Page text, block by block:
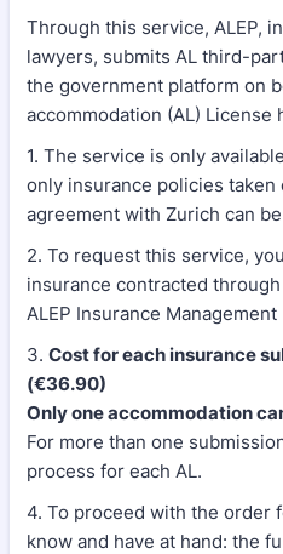
Through this service, ALEP,
lawyers, submits AL third-
the government platform on
accommodation (AL)
1. The service is only
only insurance policies taken
agreement with Zurich can
2. To request this service,
insurance contracted
ALEP Insurance
3. Cost for each insurance
(€36.90)
Only one accommodation
For more than one
process for each AL.
4. To proceed with the order
know and have at hand: the